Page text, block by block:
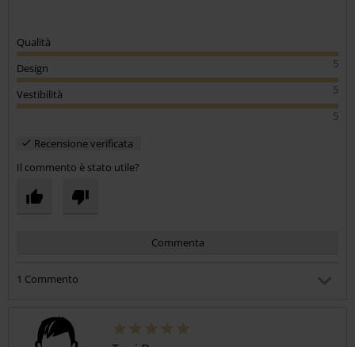
Qualità
5
Design
5
Vestibilità
5
Recensione verificata
Il commento è stato utile?
Commenta
1 Commento
Pubblicato in data: venerdì, 20 giugno 2025 12:36:07
Che misura hai preso per lui?